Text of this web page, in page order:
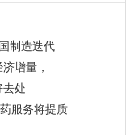
制造迭代
增量，
去处
服务将提质